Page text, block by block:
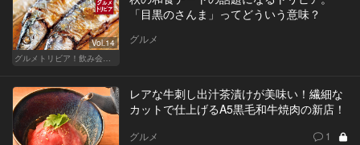
Vol.14
グルメトリビア！飲み会やデートで会話のネタになるQ＆A
「目黒のさんま」ってどういう意味？
グルメ
レアな牛刺し出汁茶漬けが美味い！繊細な
カットで仕上げるA5黒毛和牛焼肉の新店！
グルメ 1